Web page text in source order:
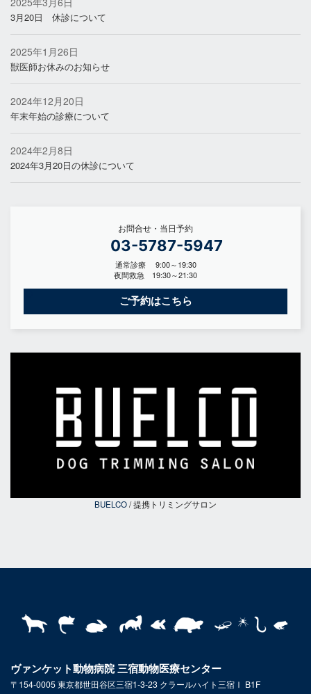
3月20日 休診について
2025年1月26日
獣医師お休みのお知らせ
2024年12月20日
年末年始の診療について
2024年2月8日
2024年3月20日の休診について
お問合せ・当日予約
03-5787-5947
通常診療 9:00～19:30
夜間救急 19:30～21:30
ご予約はこちら
BUELCO/ 提携トリミングサロン
ヴァンケット動物病院 三宿動物医療センター
〒154-0005 東京都世田谷区三宿1-3-23 クラールハイト三宿Ⅰ B1F